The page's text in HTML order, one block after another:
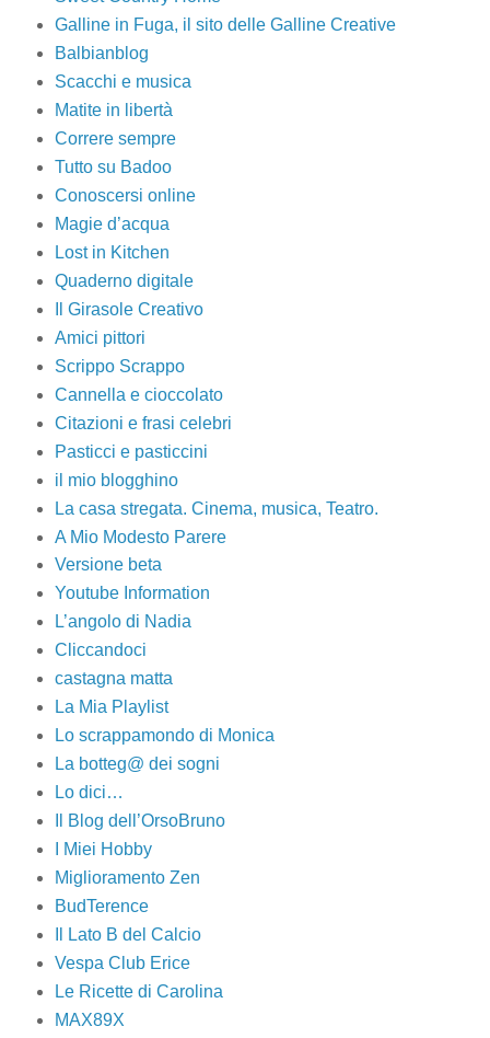
Galline in Fuga, il sito delle Galline Creative
Balbianblog
Scacchi e musica
Matite in libertà
Correre sempre
Tutto su Badoo
Conoscersi online
Magie d’acqua
Lost in Kitchen
Quaderno digitale
Il Girasole Creativo
Amici pittori
Scrippo Scrappo
Cannella e cioccolato
Citazioni e frasi celebri
Pasticci e pasticcini
il mio blogghino
La casa stregata. Cinema, musica, Teatro.
A Mio Modesto Parere
Versione beta
Youtube Information
L’angolo di Nadia
Cliccandoci
castagna matta
La Mia Playlist
Lo scrappamondo di Monica
La botteg@ dei sogni
Lo dici…
Il Blog dell’OrsoBruno
I Miei Hobby
Miglioramento Zen
BudTerence
Il Lato B del Calcio
Vespa Club Erice
Le Ricette di Carolina
MAX89X